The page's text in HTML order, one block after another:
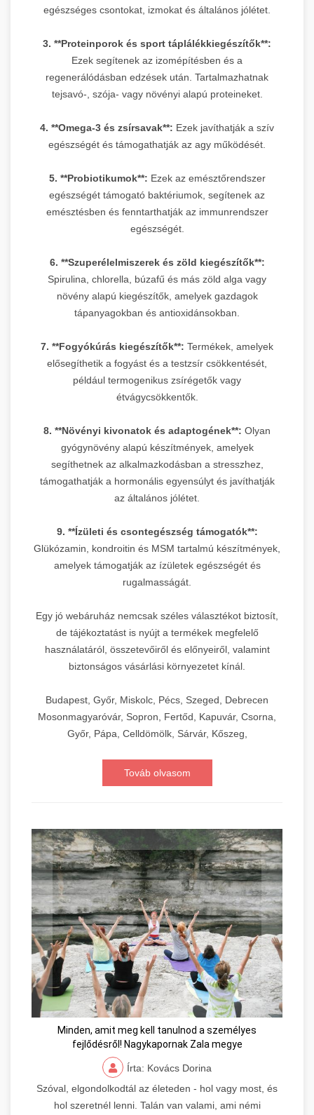
egészséges csontokat, izmokat és általános jólétet.
3. **Proteinporok és sport táplálékkiegészítők**:
Ezek segítenek az izomépítésben és a
regenerálódásban edzések után. Tartalmazhatnak
tejsavó-, szója- vagy növényi alapú proteineket.
4. **Omega-3 és zsírsavak**: Ezek javíthatják a szív
egészségét és támogathatják az agy működését.
5. **Probiotikumok**: Ezek az emésztőrendszer
egészségét támogató baktériumok, segítenek az
emésztésben és fenntarthatják az immunrendszer
egészségét.
6. **Szuperélelmiszerek és zöld kiegészítők**:
Spirulina, chlorella, búzafű és más zöld alga vagy
növény alapú kiegészítők, amelyek gazdagok
tápanyagokban és antioxidánsokban.
7. **Fogyókúrás kiegészítők**: Termékek, amelyek
elősegíthetik a fogyást és a testzsír csökkentését,
például termogenikus zsírégetők vagy
étvágycsökkentők.
8. **Növényi kivonatok és adaptogének**: Olyan
gyógynövény alapú készítmények, amelyek
segíthetnek az alkalmazkodásban a stresszhez,
támogathatják a hormonális egyensúlyt és javíthatják
az általános jólétet.
9. **Ízületi és csontegészség támogatók**:
Glükózamin, kondroitin és MSM tartalmú készítmények,
amelyek támogatják az ízületek egészségét és
rugalmasságát.
Egy jó webáruház nemcsak széles választékot biztosít,
de tájékoztatást is nyújt a termékek megfelelő
használatáról, összetevőiről és előnyeiről, valamint
biztonságos vásárlási környezetet kínál.
Budapest, Győr, Miskolc, Pécs, Szeged, Debrecen
Mosonmagyaróvár, Sopron, Fertőd, Kapuvár, Csorna,
Győr, Pápa, Celldömölk, Sárvár, Kőszeg,
Továb olvasom
Minden, amit meg kell tanulnod a személyes
fejlődésről! Nagykapornak Zala megye
Írta: Kovács Dorina
Szóval, elgondolkodtál az életeden - hol vagy most, és
hol szeretnél lenni. Talán van valami, ami némi